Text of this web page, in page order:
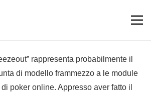
rappresenta probabilmente il
di modello frammezzo a le module
poker online. Appresso aver fatto il